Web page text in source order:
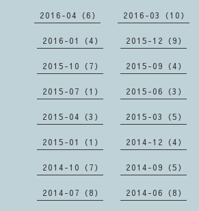
2016-04（6） 2016-03（10）
2016-01（4） 2015-12（9）
2015-10（7） 2015-09（4）
2015-07（1） 2015-06（3）
2015-04（3） 2015-03（5）
2015-01（1） 2014-12（4）
2014-10（7） 2014-09（5）
2014-07（8） 2014-06（8）